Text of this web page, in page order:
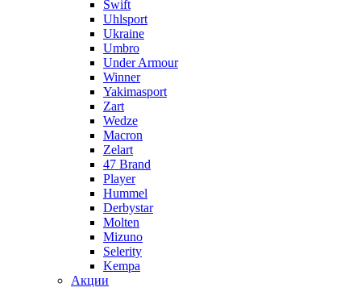
Swift
Uhlsport
Ukraine
Umbro
Under Armour
Winner
Yakimasport
Zart
Wedze
Macron
Zelart
47 Brand
Player
Hummel
Derbystar
Molten
Mizuno
Selerity
Kempa
Акции